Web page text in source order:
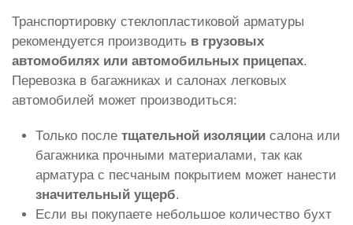
Транспортировку стеклопластиковой арматуры
рекомендуется производить в грузовых
автомобилях или автомобильных прицепах.
Перевозка в багажниках и салонах легковых
автомобилей может производиться:
Только после тщательной изоляции салона или
багажника прочными материалами, так как
арматура с песчаным покрытием может нанести
значительный ущерб.
Если вы покупаете небольшое количество бухт